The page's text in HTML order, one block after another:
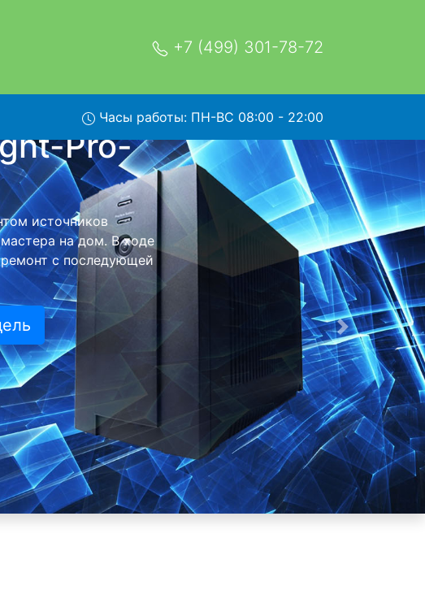
+7 (499) 301-78-72
Часы работы: ПН-ВС 08:00 - 22:00
TW-1K с
центр и обратно - с
ИБП для дальнейшего
останется неизменно
Следующая